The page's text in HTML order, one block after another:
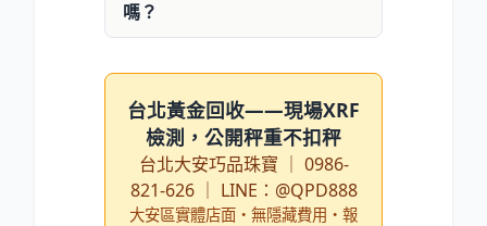
嗎？
台北黃金回收——現場XRF
檢測，公開秤重不扣秤
台北大安巧品珠寶 ｜ 0986-
821-626 ｜ LINE：@QPD888
大安區實體店面・無隱藏費用・報